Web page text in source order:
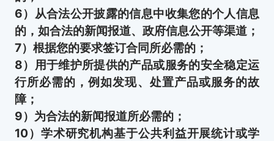
6）从合法公开披露的信息中收集您的个人信息
的，如合法的新闻报道、政府信息公开等渠道；
7）根据您的要求签订合同所必需的；
8）用于维护所提供的产品或服务的安全稳定运
行所必需的，例如发现、处置产品或服务的故
障；
9）为合法的新闻报道所必需的；
10）学术研究机构基于公共利益开展统计或学